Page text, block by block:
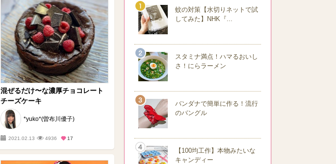
混ぜるだけ〜な濃厚チョコレート
チーズケーキ
*yuko*(曽布川優子)
2021.02.13 4936 17
蚊の対策【水切りネットで試
してみた】NHK『...
スタミナ満点！ハマるおいし
さ！にらラーメン
バンダナで簡単に作る！流行
のバングル
【100均工作】本物みたいな
キャンディー